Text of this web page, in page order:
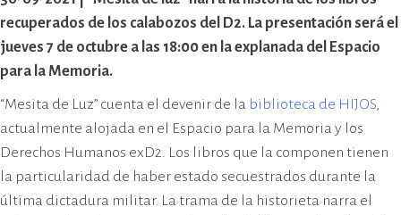
cívico-militar. El lugar fue sede del
Centro Clandestino de Detención,
Tortura y Extermino más
importante del Gran Mendoza.
recuperados de los calabozos del D2. La presentación será el
jueves 7 de octubre a las 18:00 en la explanada del Espacio
para la Memoria.
“Mesita de Luz” cuenta el devenir de la biblioteca de HIJOS,
actualmente alojada en el Espacio para la Memoria y los
Derechos Humanos exD2. Los libros que la componen tienen
la particularidad de haber estado secuestrados durante la
última dictadura militar. La trama de la historieta narra el